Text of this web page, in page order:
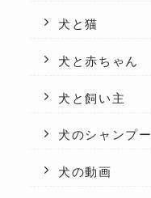
犬と猫
犬と赤ちゃん
犬と飼い主
犬のシャンプー
犬の動画